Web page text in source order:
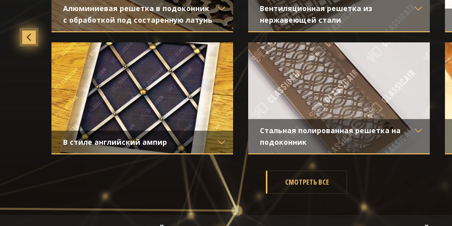
Алюминиевая решетка в подоконник
с обработкой под состаренную латунь
Материал- Алюминий
Отделка- Декорирование под
стареную латунь с затёртостью
В стиле английский ампир
Материал- Латунь
Вентиляционная решетка из
нержавеющей стали
Материал- Нержавеющая сталь
Отделка- Полированная нержавейка
Стальная полированная решетка на
подоконник
Материал- Нержавеющая сталь
- Полированная нержавейка
СМОТРЕТЬ ВСЕ